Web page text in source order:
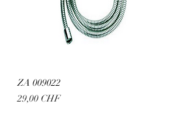
ZA 009022
Preis
29,00 CHF